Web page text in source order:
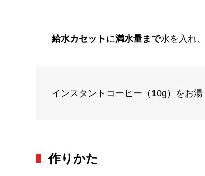
給水カセット に満水量まで水を入れ
インスタントコーヒー（10g）をお
作りかた